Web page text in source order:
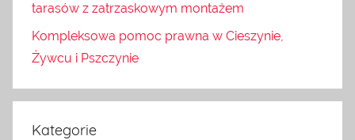
tarasów z zatrzaskowym montażem
Kompleksowa pomoc prawna w Cieszynie,
Żywcu i Pszczynie
Kategorie